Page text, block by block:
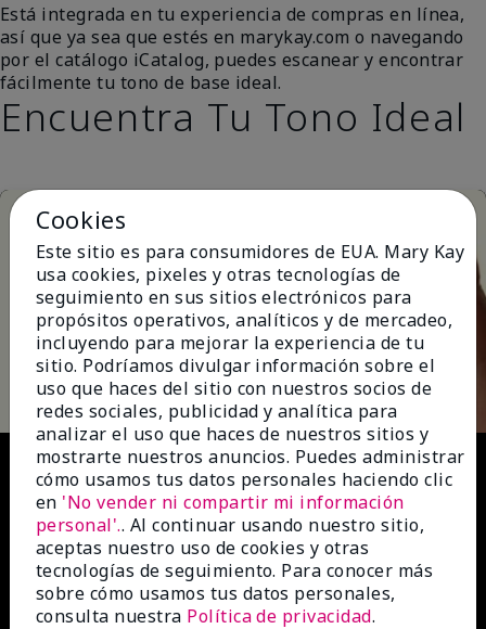
Está integrada en tu experiencia de compras en línea,
así que ya sea que estés en marykay.com o navegando
por el catálogo iCatalog, puedes escanear y encontrar
fácilmente tu tono de base ideal.
Encuentra Tu Tono Ideal
Play
Video
Cookies
Este sitio es para consumidores de EUA. Mary Kay
usa cookies, pixeles y otras tecnologías de
seguimiento en sus sitios electrónicos para
propósitos operativos, analíticos y de mercadeo,
incluyendo para mejorar la experiencia de tu
sitio. Podríamos divulgar información sobre el
uso que haces del sitio con nuestros socios de
redes sociales, publicidad y analítica para
analizar el uso que haces de nuestros sitios y
mostrarte nuestros anuncios. Puedes administrar
cómo usamos tus datos personales haciendo clic
en 'No vender ni compartir mi información
personal'.. Al continuar usando nuestro sitio,
aceptas nuestro uso de cookies y otras
tecnologías de seguimiento. Para conocer más
sobre cómo usamos tus datos personales,
consulta nuestra Política de privacidad.